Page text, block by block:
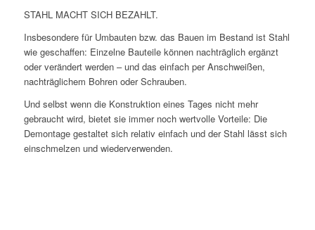
STAHL MACHT SICH BEZAHLT.
Insbesondere für Umbauten bzw. das Bauen im Bestand ist Stahl
wie geschaffen: Einzelne Bauteile können nachträglich ergänzt
oder verändert werden – und das einfach per Anschweißen,
nachträglichem Bohren oder Schrauben.
Und selbst wenn die Konstruktion eines Tages nicht mehr
gebraucht wird, bietet sie immer noch wertvolle Vorteile: Die
Demontage gestaltet sich relativ einfach und der Stahl lässt sich
einschmelzen und wiederverwenden.